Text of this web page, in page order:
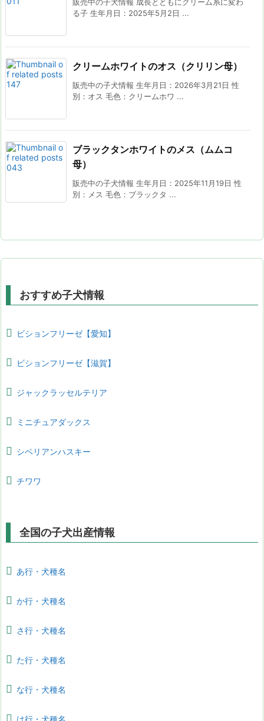
る子 生年月日：2025年5月2日 ...
クリームホワイトのオス（クリリン母）
販売中の子犬情報 生年月日：2026年3月21日 性
別：オス 毛色：クリームホワ ...
ブラックタンホワイトのメス（ムムコ
母）
販売中の子犬情報 生年月日：2025年11月19日 性
別：メス 毛色：ブラックタ ...
おすすめ子犬情報
ビションフリーゼ【愛知】
ビションフリーゼ【滋賀】
ジャックラッセルテリア
ミニチュアダックス
シベリアンハスキー
チワワ
全国の子犬出産情報
あ行・犬種名
か行・犬種名
さ行・犬種名
た行・犬種名
な行・犬種名
は行・犬種名